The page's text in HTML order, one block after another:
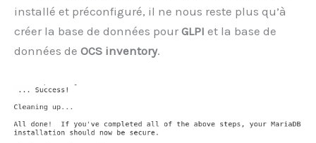
installé et préconfiguré, il ne nous reste plus qu’à
créer la base de données pour GLPI et la base de
données de OCS inventory.